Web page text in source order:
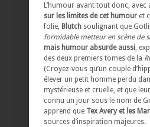
L’humour avant tout donc, avec
sur les limites de cet humour et
folie, Blutch soulignant que
formidable metteur en scène de
mais humour absurde aussi ,
des deux premiers tomes de la
(Croyez-vous qu’un couple
élever un petit homme perdu
mystérieuse et cruelle, et que
connu un jour sous le nom de
apprend que Tex Avery et les
sources d’inspiration majeures.